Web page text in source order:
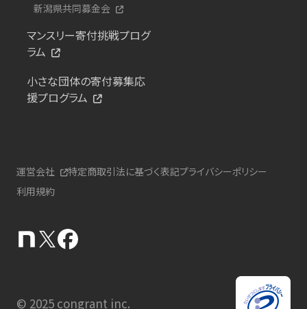
新潟県共同募金会
マンスリー寄付挑戦プログ
ラム
小さな団体の寄付募集応
援プログラム
運営会社 特定商取引法に基づく表記プライバシーポリシー
利用規約
© 2025 congrant inc.